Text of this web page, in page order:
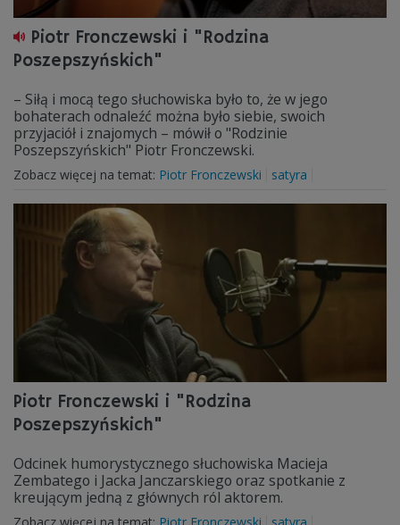
Piotr Fronczewski i "Rodzina
Poszepszyńskich"
– Siłą i mocą tego słuchowiska było to, że w jego
bohaterach odnaleźć można było siebie, swoich
przyjaciół i znajomych – mówił o "Rodzinie
Poszepszyńskich" Piotr Fronczewski.
Zobacz więcej na temat: Piotr Fronczewski satyra
Piotr Fronczewski i "Rodzina
Poszepszyńskich"
Odcinek humorystycznego słuchowiska Macieja
Zembatego i Jacka Janczarskiego oraz spotkanie z
kreującym jedną z głównych ról aktorem.